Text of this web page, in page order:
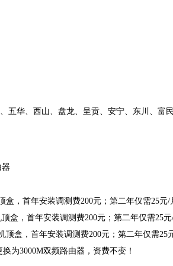
五华、西山、盘龙、呈贡、安宁、东川、
盒，首年安装调测费200元；第二年仅需25元
盒，首年安装调测费200元；第二年仅需25
顶盒，首年安装调测费200元；第二年仅需25
为3000M双频路由器，资费不变！